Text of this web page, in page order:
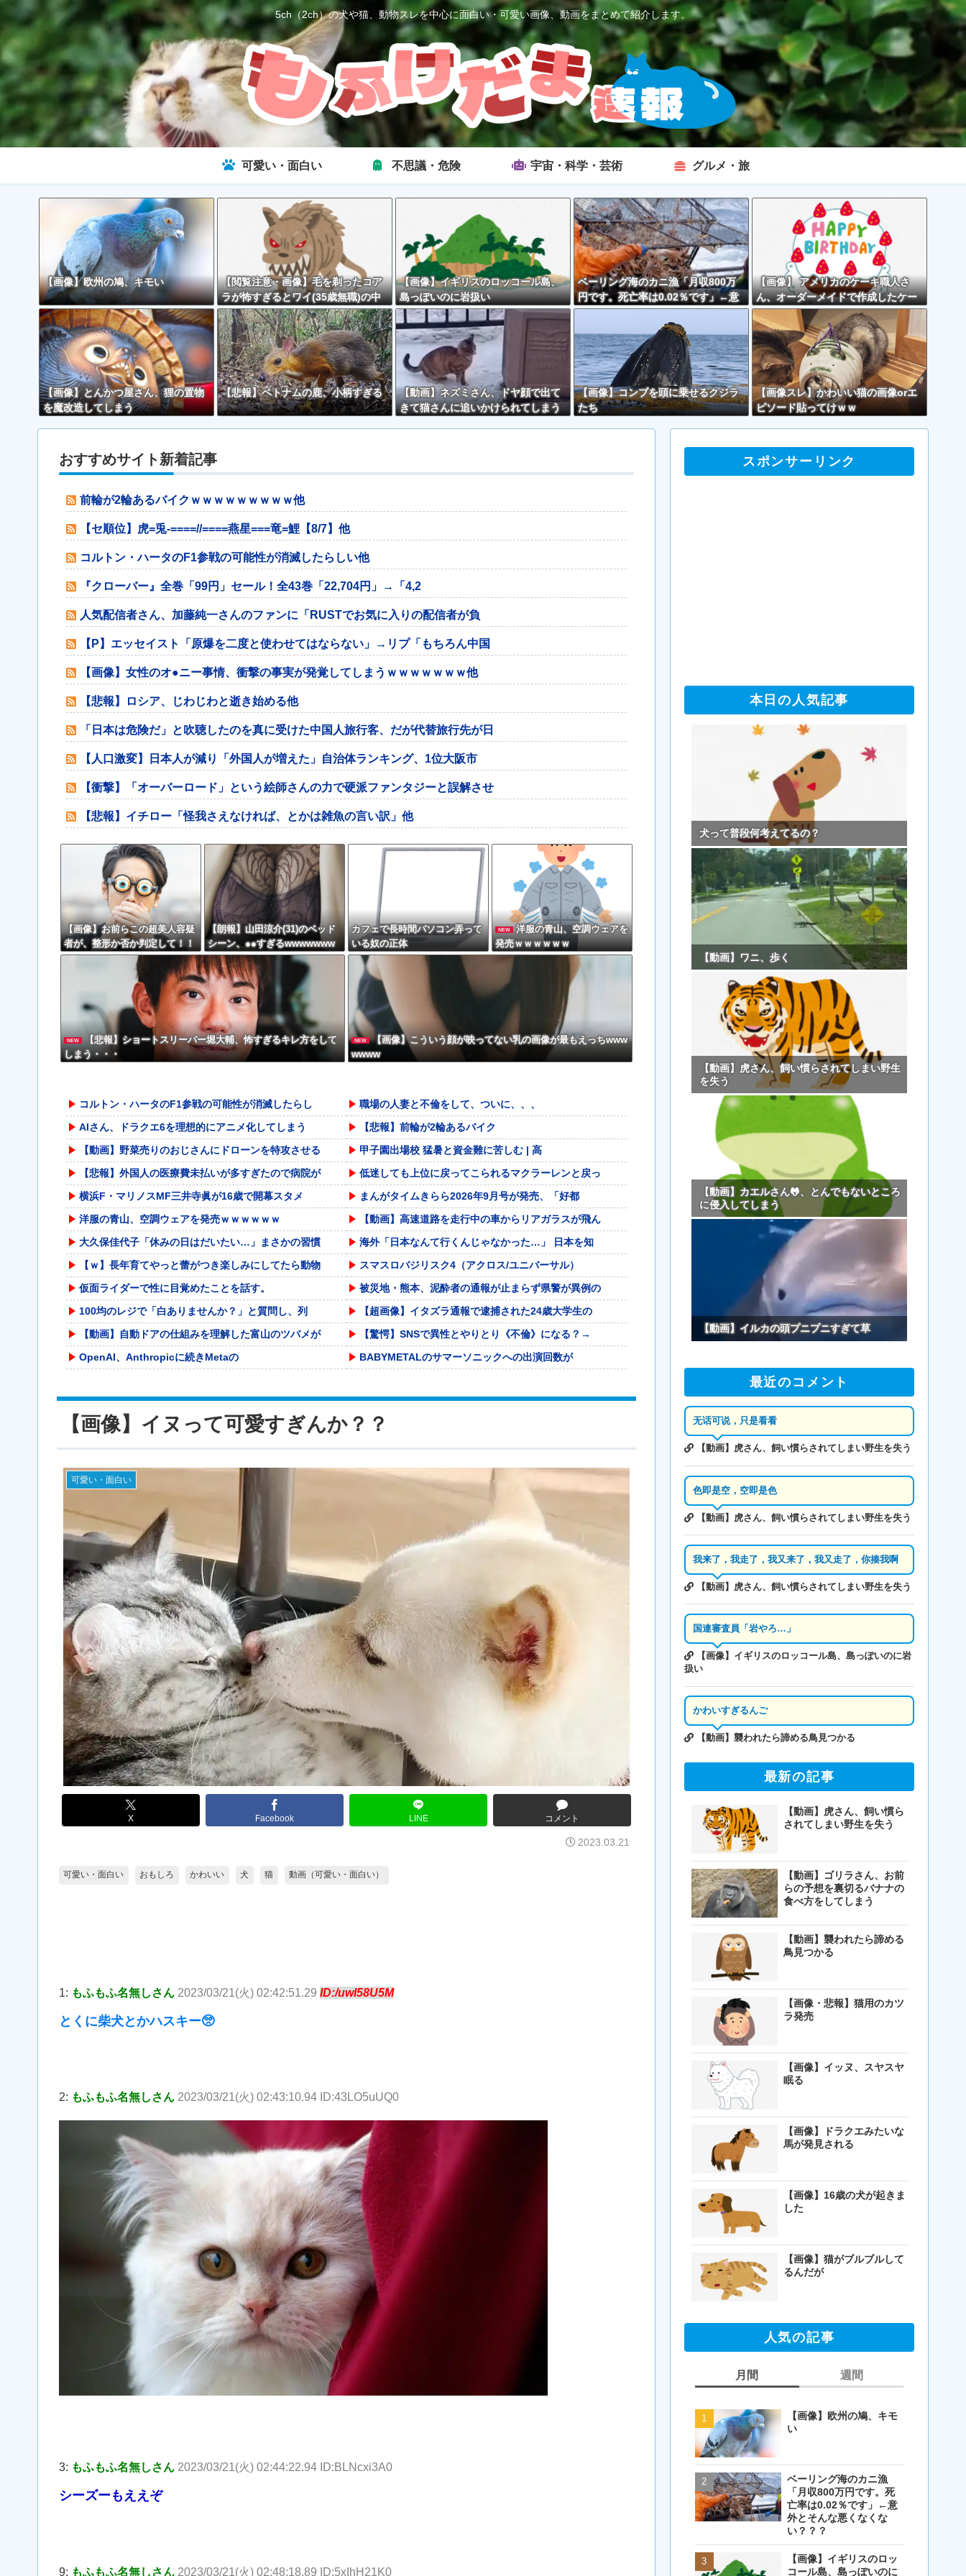
5ch（2ch）の犬や猫、動物スレを中心に面白い・可愛い画像、動画をまとめて紹介します。
可愛い・面白い 不思議・危険 宇宙・科学・芸術 グルメ・旅
【画像】欧州の鳩、キモい
【閲覧注意・画像】毛を剃ったコア
ラが怖すぎるとワイ(35歳無職)の中
で話題に
【画像】イギリスのロッコール島、
島っぽいのに岩扱い
ベーリング海のカニ漁「月収800万
円です。死亡率は0.02％です」←意
外とそんな悪くなくない？？？
【画像】 アメリカのケーキ職人さ
ん、オーダーメイドで作成したケー
キが精子っぽくて炎上してしまう
【画像】とんかつ屋さん、狸の置物
を魔改造してしまう
【悲報】ベトナムの鹿、小柄すぎる
【動画】ネズミさん、ドヤ顔で出て
きて猫さんに追いかけられてしまう
【画像】コンブを頭に乗せるクジラ
たち
【画像スレ】かわいい猫の画像orエ
ピソード貼ってけｗｗ
おすすめサイト新着記事
前輪が2輪あるバイクｗｗｗｗｗｗｗｗｗ他
【セ順位】虎=兎-====//====燕星===竜=鯉【8/7】他
コルトン・ハータのF1参戦の可能性が消滅したらしい他
『クローバー』全巻「99円」セール！全43巻「22,704円」→「4,2
人気配信者さん、加藤純一さんのファンに「RUSTでお気に入りの配信者が負
【P】エッセイスト「原爆を二度と使わせてはならない」→リプ「もちろん中国
【画像】女性のオ●ニー事情、衝撃の事実が発覚してしまうｗｗｗｗｗｗｗ他
【悲報】ロシア、じわじわと逝き始める他
「日本は危険だ」と吹聴したのを真に受けた中国人旅行客、だが代替旅行先が日
【人口激変】日本人が減り「外国人が増えた」自治体ランキング、1位大阪市
【衝撃】「オーバーロード」という絵師さんの力で硬派ファンタジーと誤解させ
【悲報】イチロー「怪我さえなければ、とかは雑魚の言い訳」他
【画像】お前らこの超美人容疑
者が、整形か否か判定して！！
→画像がこちらw w w w w w w
【朗報】山田涼介(31)のベッド
シーン、●●すぎるwwwwwww
カフェで長時間パソコン弄って
いる奴の正体
NEW
洋服の青山、空調ウェアを
発売ｗｗｗｗｗｗ
NEW
【悲報】ショートスリーパー堀大輔、怖すぎるキレ方をして
しまう・・・
NEW
【画像】こういう顔が映ってない乳の画像が最もえっちwww
wwww
コルトン・ハータのF1参戦の可能性が消滅したらし
職場の人妻と不倫をして、ついに、、、
AIさん、ドラクエ6を理想的にアニメ化してしまう
【悲報】前輪が2輪あるバイク
【動画】野菜売りのおじさんにドローンを特攻させる
甲子園出場校 猛暑と資金難に苦しむ | 高
【悲報】外国人の医療費未払いが多すぎたので病院が
低迷しても上位に戻ってこられるマクラーレンと戻っ
横浜F・マリノスMF三井寺眞が16歳で開幕スタメ
まんがタイムきらら2026年9月号が発売、「好都
洋服の青山、空調ウェアを発売ｗｗｗｗｗｗ
【動画】高速道路を走行中の車からリアガラスが飛ん
大久保佳代子「休みの日はだいたい…」まさかの習慣
海外「日本なんて行くんじゃなかった…」 日本を知
【ｗ】長年育てやっと蕾がつき楽しみにしてたら動物
スマスロバジリスク4（アクロス/ユニバーサル）
仮面ライダーで性に目覚めたことを話す。
被災地・熊本、泥酔者の通報が止まらず県警が異例の
100均のレジで「白ありませんか？」と質問し、列
【超画像】イタズラ通報で逮捕された24歳大学生の
【動画】自動ドアの仕組みを理解した富山のツバメが
【驚愕】SNSで異性とやりとり《不倫》になる？→
OpenAI、Anthropicに続きMetaの
BABYMETALのサマーソニックへの出演回数が
【目からうろこ】生姜やニンニクの保存法「全部すり
【デレマス】810プロエアコン騒動【ぷちかれシリ
【朗報】みい山作者・亜月ねねちゃんがチョロくて可
エッセイスト「原爆を二度と使わせてはならない」→
福井県のコメ農家「今年はコメを売ってくれと業者が
羽田ニアミス搭乗の中国人「補償も見舞いもない」中
【ボンバーガール】KONAMI「最愛チアモ」プラ
『おんｊ民の夏休み』2026
【速報】 熊本地震を引き起こした『危険度Sランク
球場裏で始まった乱闘ごっこ、グラブと帽子を投げ捨
20代「50年ローンでええやろ」←これマジ？？？
【にじさんじ】ちまちゃん「初見でエヴァ見てたら本
【悲報】 上沼恵美子さん「簡単にそうめん作れ言う
ベイスターズ 2ー1 カープ 平良7回1失点 度
元F1王者ハッキネン、フェルスタペンのマクラーレ
【悲報】菊地亜美さん、マレーシアに移住ｗｗｗｗｗ
【熊本地震】共産党・寺本けんた「災害募金に関する
【画像】イヌって可愛すぎんか？？
可愛い・面白い
X Facebook LINE コメント
2023.03.21
可愛い・面白い おもしろ かわいい 犬 猫 動画（可愛い・面白い）
1: もふもふ名無しさん 2023/03/21(火) 02:42:51.29 ID:/uwI58U5M
とくに柴犬とかハスキー🥺
2: もふもふ名無しさん 2023/03/21(火) 02:43:10.94 ID:43LO5uUQ0
3: もふもふ名無しさん 2023/03/21(火) 02:44:22.94 ID:BLNcxi3A0
シーズーもええぞ
9: もふもふ名無しさん 2023/03/21(火) 02:48:18.89 ID:5xIhH21K0
スポンサーリンク
本日の人気記事
犬って普段何考えてるの？
【動画】ワニ、歩く
【動画】虎さん、飼い慣らされてしまい野生
を失う
【動画】カエルさん🐸、とんでもないところ
に侵入してしまう
【動画】イルカの頭プニプニすぎて草
最近のコメント
无话可说，只是看看
【動画】虎さん、飼い慣らされてしまい野生を失う
色即是空，空即是色
【動画】虎さん、飼い慣らされてしまい野生を失う
我来了，我走了，我又来了，我又走了，你揍我啊
【動画】虎さん、飼い慣らされてしまい野生を失う
国連審査員「岩やろ…」
【画像】イギリスのロッコール島、島っぽいのに岩
扱い
かわいすぎるんご
【動画】襲われたら諦める鳥見つかる
最新の記事
【動画】虎さん、飼い慣ら
されてしまい野生を失う
【動画】ゴリラさん、お前
らの予想を裏切るバナナの
食べ方をしてしまう
【動画】襲われたら諦める
鳥見つかる
【画像・悲報】猫用のカツ
ラ発売
【画像】イッヌ、スヤスヤ
眠る
【画像】ドラクエみたいな
馬が発見される
【画像】16歳の犬が起きま
した
【画像】猫がブルブルして
るんだが
人気の記事
月間
【画像】欧州の鳩、キモ
い
ベーリング海のカニ漁
「月収800万円です。死
亡率は0.02％です」←意
外とそんな悪くなくな
い？？？
【画像】イギリスのロッ
コール島、島っぽいのに
週間
【画像】欧州の鳩、キモ
【閲覧注意・画像】毛を
剃ったコアラが怖すぎる
とワイ(35歳無職)の中で
話題に
【画像】イギリスのロッ
コール島、島っぽいのに
岩扱い